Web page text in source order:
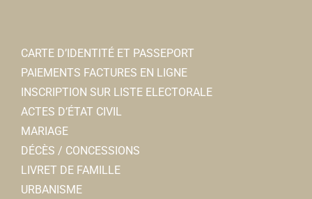
CARTE D’IDENTITÉ ET PASSEPORT
PAIEMENTS FACTURES EN LIGNE
INSCRIPTION SUR LISTE ELECTORALE
ACTES D’ÉTAT CIVIL
MARIAGE
DÉCÈS / CONCESSIONS
LIVRET DE FAMILLE
URBANISME